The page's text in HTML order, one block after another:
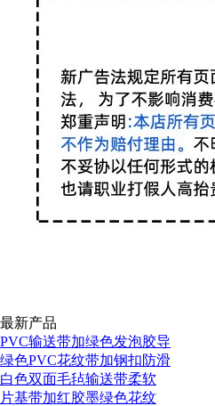
最新产品
PVC输送带加绿色发泡胶导
绿色PVC花纹带加钢扣防滑
白色双面毛毡输送带柔软
片基带加红胶墨绿色花纹